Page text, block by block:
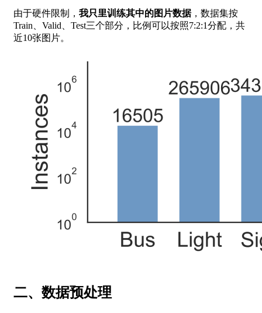
由于硬件限制， 我只里训练其中的图片数据，数据集按
Train、Valid、Test三个部分，比例可以按照7:2:1分配，共
近10张图片。
二、数据预处理